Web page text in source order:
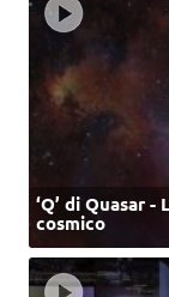
‘Q’ di Quasar
cosmico